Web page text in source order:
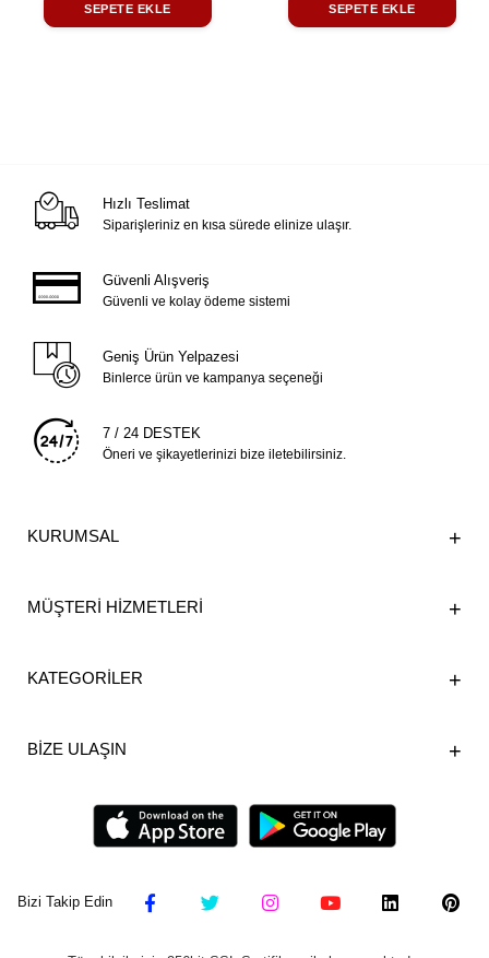
SEPETE EKLE SEPETE EKLE
Hızlı Teslimat
Siparişleriniz en kısa sürede elinize ulaşır.
Güvenli Alışveriş
Güvenli ve kolay ödeme sistemi
Geniş Ürün Yelpazesi
Binlerce ürün ve kampanya seçeneği
7 / 24 DESTEK
Öneri ve şikayetlerinizi bize iletebilirsiniz.
KURUMSAL
MÜŞTERİ HİZMETLERİ
KATEGORİLER
BİZE ULAŞIN
Bizi Takip Edin